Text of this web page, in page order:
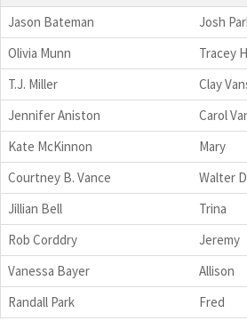
Jason Bateman
Josh
Olivia Munn
Tracey
T.J. Miller
Clay
Jennifer Aniston
Carol
Kate McKinnon
Mary
Courtney B. Vance
Walter
Jillian Bell
Trina
Rob Corddry
Jeremy
Vanessa Bayer
Allison
Randall Park
Fred